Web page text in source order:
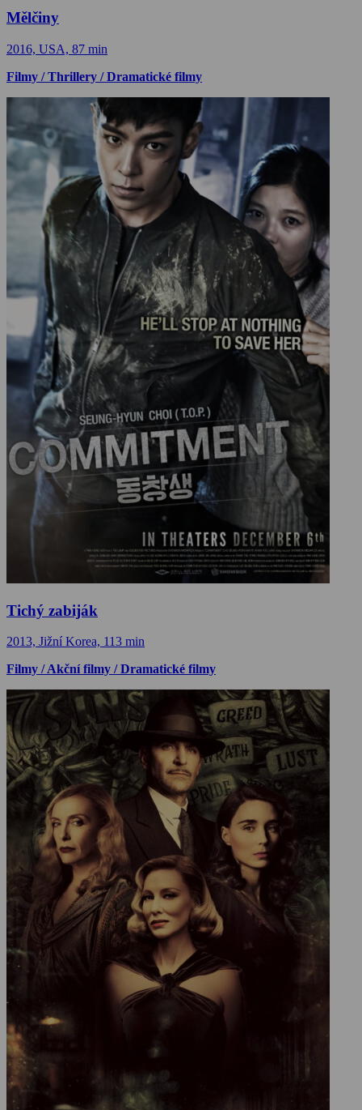
Mělčiny
2016, USA, 87 min
Filmy / Thrillery / Dramatické filmy
Tichý zabiják
2013, Jižní Korea, 113 min
Filmy / Akční filmy / Dramatické filmy